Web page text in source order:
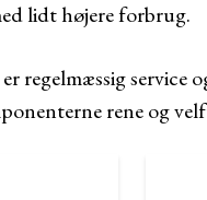
lidt højere forbrug.
regelmæssig
rene og